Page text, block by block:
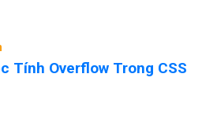
Tính Overflow Trong CSS